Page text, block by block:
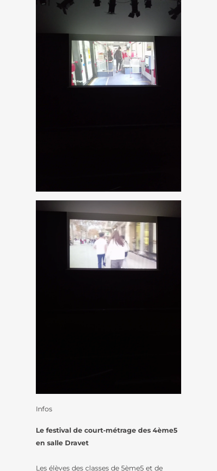
Infos
Le festival de court-métrage des 4ème5
en salle Dravet
Les élèves des classes de 5ème5 et de